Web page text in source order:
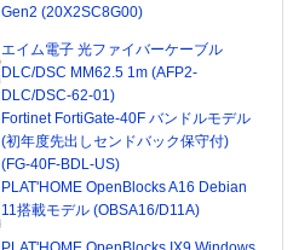
Gen2 (20X2SC8G00)
エイム電子 光ファイバーケーブル
DLC/DSC MM62.5 1m (AFP2-
DLC/DSC-62-01)
Fortinet FortiGate-40F バンドルモデル
(初年度先出しセンドバック保守付)
(FG-40F-BDL-US)
PLAT'HOME OpenBlocks A16 Debian
11搭載モデル (OBSA16/D11A)